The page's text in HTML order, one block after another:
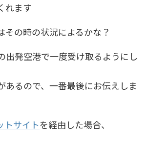
れます
その時の状況によるかな？
出発空港で一度受け取るようにし
あるので、一番最後にお伝えしま
トサイトを経由した場合、